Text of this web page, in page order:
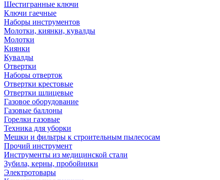
Шестигранные ключи
Ключи гаечные
Наборы инструментов
Молотки, киянки, кувалды
Молотки
Киянки
Кувалды
Отвертки
Наборы отверток
Отвертки крестовые
Отвертки шлицевые
Газовое оборудование
Газовые баллоны
Горелки газовые
Техника для уборки
Мешки и фильтры к строительным пылесосам
Прочий инструмент
Инструменты из медицинской стали
Зубила, керны, пробойники
Электротовары